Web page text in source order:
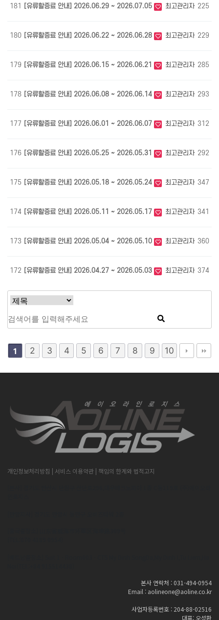
181 [유류할증료 안내] 2026.06.29 ~ 2026.07.05 최고관리자 225
180 [유류할증료 안내] 2026.06.22 ~ 2026.06.28 최고관리자 229
179 [유류할증료 안내] 2026.06.15 ~ 2026.06.21 최고관리자 285
178 [유류할증료 안내] 2026.06.08 ~ 2026.06.14 최고관리자 293
177 [유류할증료 안내] 2026.06.01 ~ 2026.06.07 최고관리자 312
176 [유류할증료 안내] 2026.05.25 ~ 2026.05.31 최고관리자 292
175 [유류할증료 안내] 2026.05.18 ~ 2026.05.24 최고관리자 347
174 [유류할증료 안내] 2026.05.11 ~ 2026.05.17 최고관리자 341
173 [유류할증료 안내] 2026.05.04 ~ 2026.05.10 최고관리자 360
172 [유류할증료 안내] 2026.04.27 ~ 2026.05.03 최고관리자 374
1 2 3 4 5 6 7 8 9 10
개인정보처리방침 | 서비스 이용약관 | 책임의 한계와 법적고지
본사 연락처 : 031-494-0954
Email : aolineone@aoline.co.kr
사업자등록번호 : 204-88-02516
대표: 오성환